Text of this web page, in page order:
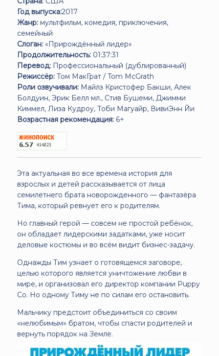
Год выпуска:2017
Жанр: мультфильм, комедия, приключения,
семейный
Слоган: «Прирождённый лидер»
Продолжительность: 01:37:31
Перевод: Профессиональный (дублированный)
Режиссёр: Том МакГрат / Tom McGrath
Роли озвучивали: Майлз Кристофер Бакши, Алек
Болдуин, Эрик Белл мл., Стив Бушеми, Джимми
Киммел, Лиза Кудроу, Тоби Магуайр, ВивиЭнн Йи
Возрастная рекомендация: 6+
Эта актуальная во все времена история для
взрослых и детей рассказывается от лица
семилетнего брата новорожденного — фантазёра
Тима, который ревнует его к родителям.
Но главный герой — совсем не простой ребёнок,
он обладает лидерскими задатками, уже носит
деловые костюмы и во всём видит бизнес-задачу.
Однажды Тим узнает о готовящемся заговоре,
целью которого является уничтожение любви в
мире, и организовал его директор компании Puppy
Co. Но одному Тиму не по силам его остановить.
Мальчику предстоит объединиться со своим
«нелюбимым» братом, чтобы спасти родителей и
вернуть порядок на Земле.